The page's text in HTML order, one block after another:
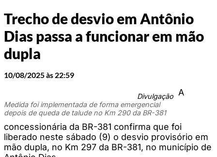
Trecho de desvio em Antônio
Dias passa a funcionar em mão
dupla
10/08/2025 às 22:59
Divulgação
Medida foi implementada de forma emergencial
depois de queda de talude no Km 290 da BR-381
A
concessionária da BR-381 confirma que foi
liberado neste sábado (9) o desvio provisório em
mão dupla, no Km 297 da BR-381, no município de